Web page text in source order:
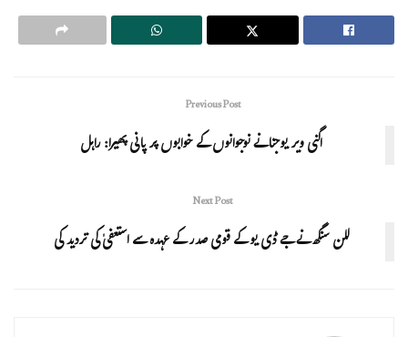
Previous Post
اگنی ویر یوجنا نے نوجوانوں کے خوابوں پر پانی پھیرا: راہل
Next Post
للن سنگھ نے جے ڈی یو کے قومی صدر کے عہدہ سے استعفیٰ کی تردید کی